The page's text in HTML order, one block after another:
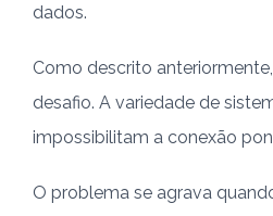
dados.
Como descrito
desafio. A variedade de
impossibilitam a conexão
O problema se agrava